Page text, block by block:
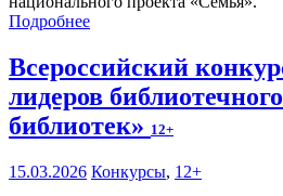
Подробнее
Всероссийский
лидеров
библиотек» 12+
15.03.2026 Конкурсы, 12+